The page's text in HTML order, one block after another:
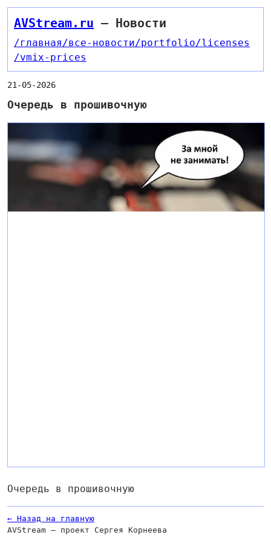
AVStream.ru — Новости
/главная/все-новости/portfolio/licenses
/vmix-prices
21-05-2026
Очередь в прошивочную
Очередь в прошивочную
← Назад на главную
AVStream — проект Сергея Корнеева